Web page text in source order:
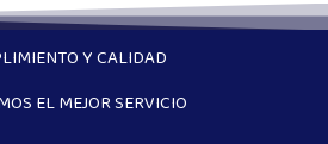
Y CALIDAD
EL MEJOR SERVICIO